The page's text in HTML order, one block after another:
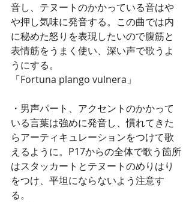
音し、テヌートのかかっている音はや
や押し気味に発音する。この曲では内
に秘めた怒りを表現したいので腹筋と
表情筋をうまく使い、深い声で歌うよ
うにする。
「Fortuna plango vulnera」
・男声パート、アクセントのかかって
いる言葉は強めに発音し、慣れてきた
らアーティキュレーションをつけて歌
えるように。P17からの全体で歌う箇所
はスタッカートとテヌートのめりはり
をつけ、平坦にならないよう注意す
る。